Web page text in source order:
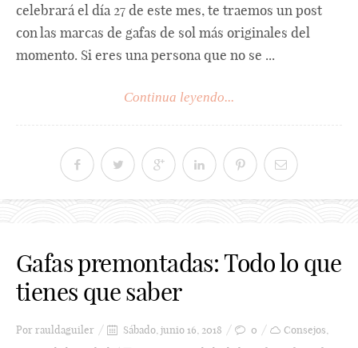
celebrará el día 27 de este mes, te traemos un post
con las marcas de gafas de sol más originales del
momento. Si eres una persona que no se ...
Continua leyendo...
Gafas premontadas: Todo lo que
tienes que saber
Porrauldaguiler Sábado, junio 16, 2018 0 Consejos